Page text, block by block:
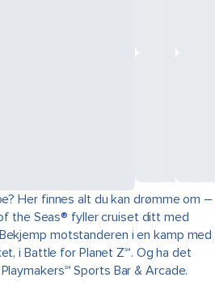
Her finnes alt du kan drømme om –
the Seas® fyller cruiset ditt med
motstanderen i en kamp med
i Battle for Planet Z℠. Og ha det
Sports Bar & Arcade.